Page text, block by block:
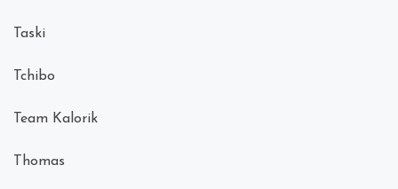
Taski
Tchibo
Team Kalorik
Thomas